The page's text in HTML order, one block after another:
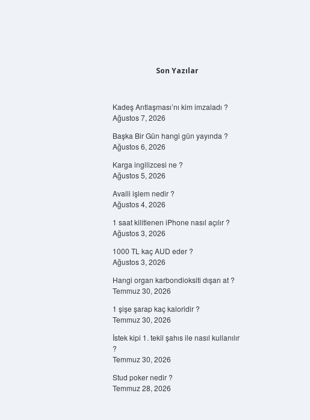
Son Yazılar
Kadeş Antlaşması’nı kim imzaladı ?
Ağustos 7, 2026
Başka Bir Gün hangi gün yayında ?
Ağustos 6, 2026
Karga ingilizcesi ne ?
Ağustos 5, 2026
Avalli işlem nedir ?
Ağustos 4, 2026
1 saat kilitlenen iPhone nasıl açılır ?
Ağustos 3, 2026
1000 TL kaç AUD eder ?
Ağustos 3, 2026
Hangi organ karbondioksiti dışarı at ?
Temmuz 30, 2026
1 şişe şarap kaç kaloridir ?
Temmuz 30, 2026
İstek kipi 1. tekil şahıs ile nasıl kullanılır
?
Temmuz 30, 2026
Stud poker nedir ?
Temmuz 28, 2026